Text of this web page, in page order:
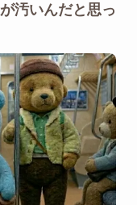
汚いんだと思っ